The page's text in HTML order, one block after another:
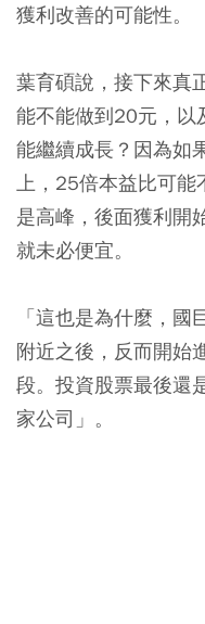
獲利改善的可能性。
葉育碩說，接下來真
能不能做到20元，以
能繼續成長？因為如
上，25倍本益比可
是高峰，後面獲利開
就未必便宜。
「這也是為什麼，
附近之後，反而開始
段。投資股票最後還
家公司」。